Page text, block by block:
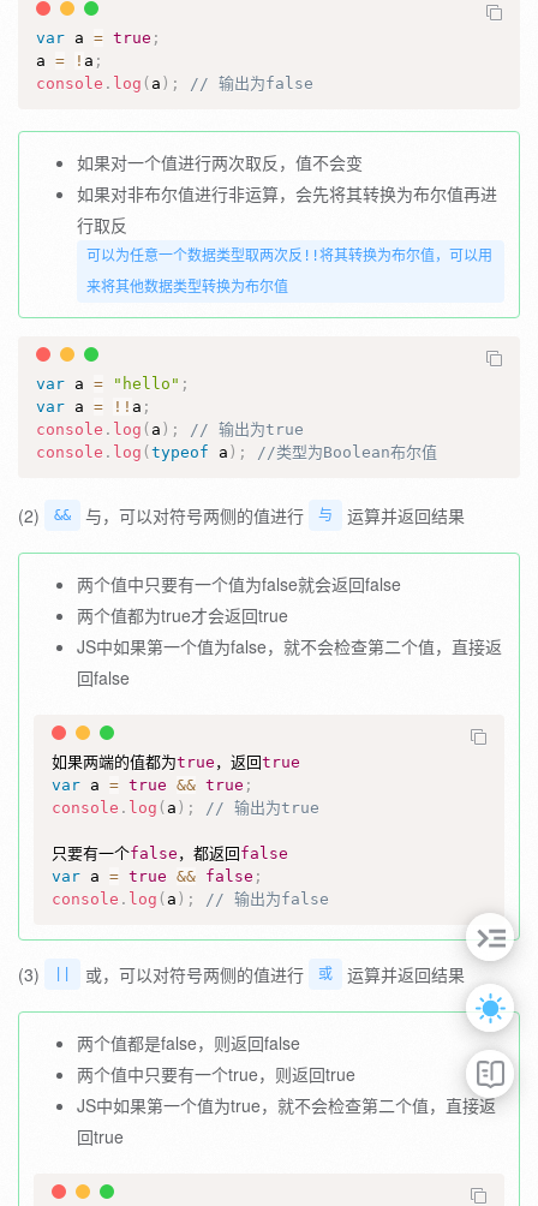
var a = true ;
a = ! a ;
console . log ( a ) ; // 输出为false
如果对一个值进行两次取反，值不会变
如果对非布尔值进行非运算，会先将其转换为布尔值再进
行取反
可以为任意一个数据类型取两次反!!将其转换为布尔值，可以用
来将其他数据类型转换为布尔值
var a = "hello" ;
var a = ! ! a ;
console . log ( a ) ;
// 输出为true
console . log ( typeof a ) ; //类型为Boolean布尔值
(2) && 与，可以对符号两侧的值进行 与 运算并返回结果
两个值中只要有一个值为false就会返回false
两个值都为true才会返回true
JS中如果第一个值为false，就不会检查第二个值，直接返
回false
如果两端的值都为true ，返回true
var a = true && true ;
console . log ( a ) ; // 输出为true
只要有一个false ，都返回 false
var a = true && false ;
console . log ( a ) ; // 输出为false
(3) 或，可以对符号两侧的值进行 或 运算并返回结果
两个值都是false，则返回false
两个值中只要有一个true，则返回true
JS中如果第一个值为true，就不会检查第二个值，直接返
回true